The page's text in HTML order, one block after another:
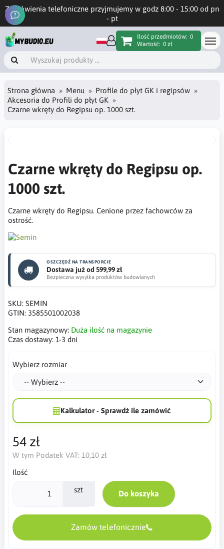
Zamówienia telefoniczne przyjmujemy w godz 8:00 - 15:00 od pn
- pt
Ilość przedmiotów: 0
Wartość: 0 zł
Strona główna Menu
Profile do płyt GK i regipsów
Akcesoria do Profili do płyt GK
Czarne wkręty do Regipsu op. 1000 szt.
Czarne wkręty do Regipsu op.
1000 szt.
Czarne wkręty do Regipsu. Cenione przez fachowców za
ostrość.
OSZCZĘDŹ NA TRANSPORCIE
Dostawa już od 599,99 zł
Bezpieczna wysyłka produktów budowlanych
SKU: SEMIN
GTIN: 3585501002038
Stan magazynowy: Duża ilość na magazynie
Czas dostawy: 1-3 dni
Wybierz rozmiar
Kalkulator - Sprawdź ile zamówić
54 zł
W tym Podatek VAT: 10,10 zł
Ilość
szt Do koszyka
Zamów telefonicznie